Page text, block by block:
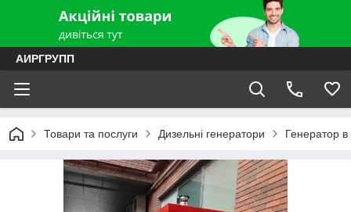
АИРГРУПП
Товари та послуги Дизельні генератори Генератор